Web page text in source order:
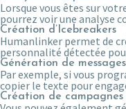
Lorsque vous êtes sur
pourrez voir une analyse
Création d’Icebreakers
Humanlinker permet de
personnalité détectée
Génération de
Par exemple, si vous
copier le texte pour
Création de campagnes